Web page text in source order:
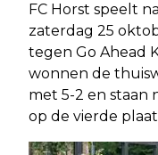
FC Horst speelt
zaterdag 25
tegen Go Ahead
wonnen de
met 5-2 en
op de vierde